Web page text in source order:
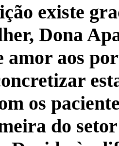
existe
Dona
amor aos
os
do